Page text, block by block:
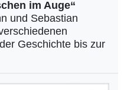
im Auge“
und Sebastian
Geschichte bis zur